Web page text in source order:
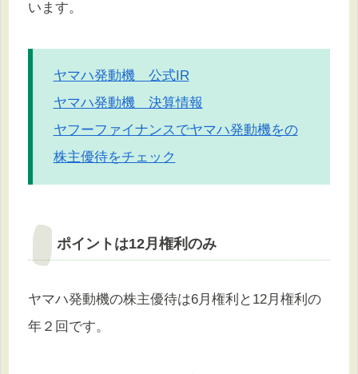
います。
ヤマハ発動機 公式IR
ヤマハ発動機 決算情報
ヤフーファイナンスでヤマハ発動機をの
株主優待をチェック
ポイントは12月権利のみ
ヤマハ発動機の株主優待は6月権利と12月権利の
年２回です。